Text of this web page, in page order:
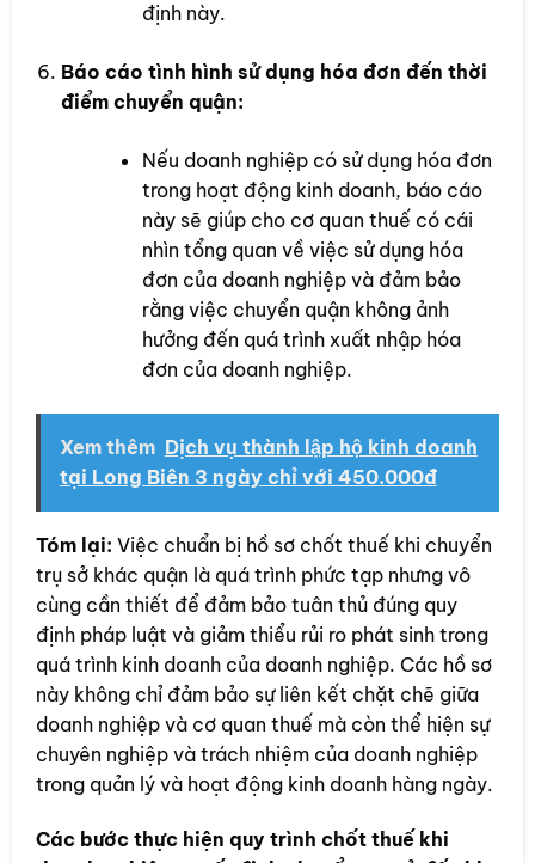
định này.
Báo cáo tình hình sử dụng hóa đơn đến thời
điểm chuyển quận:
Nếu doanh nghiệp có sử dụng hóa đơn
trong hoạt động kinh doanh, báo cáo
này sẽ giúp cho cơ quan thuế có cái
nhìn tổng quan về việc sử dụng hóa
đơn của doanh nghiệp và đảm bảo
rằng việc chuyển quận không ảnh
hưởng đến quá trình xuất nhập hóa
đơn của doanh nghiệp.
Xem thêm Dịch vụ thành lập hộ kinh doanh
tại Long Biên 3 ngày chỉ với 450.000đ
Tóm lại: Việc chuẩn bị hồ sơ chốt thuế khi chuyển
trụ sở khác quận là quá trình phức tạp nhưng vô
cùng cần thiết để đảm bảo tuân thủ đúng quy
định pháp luật và giảm thiểu rủi ro phát sinh trong
quá trình kinh doanh của doanh nghiệp. Các hồ sơ
này không chỉ đảm bảo sự liên kết chặt chẽ giữa
doanh nghiệp và cơ quan thuế mà còn thể hiện sự
chuyên nghiệp và trách nhiệm của doanh nghiệp
trong quản lý và hoạt động kinh doanh hàng ngày.
Các bước thực hiện quy trình chốt thuế khi